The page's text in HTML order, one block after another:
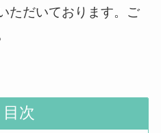
ただいております。ご
目次